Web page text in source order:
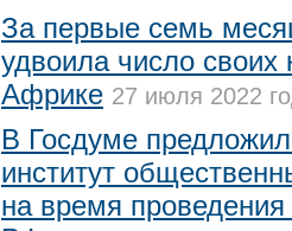
За первые семь
удвоила число своих
Африке 27 июля 2022
В Госдуме
институт
на время